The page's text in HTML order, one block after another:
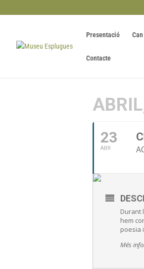
Presentació
Contacte
23
ABR
Durant
hem
poesia
Més